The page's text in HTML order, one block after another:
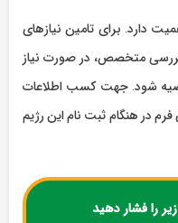
دارد. برای تامین نیازهای
متخصص، در صورت نیاز
توصیه شود. جهت کسب اطلاعات
فرم در هنگام ثبت نام این رژیم
را فشار دهید